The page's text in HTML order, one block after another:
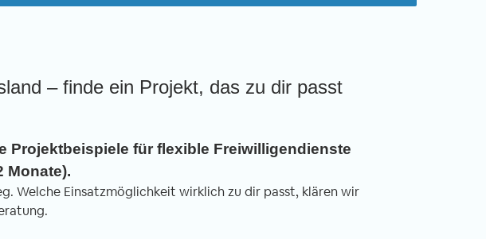
– finde ein Projekt, das zu dir passt
Projektbeispiele für flexible Freiwilligendienste
Monate).
Welche Einsatzmöglichkeit wirklich zu dir passt, klären wir